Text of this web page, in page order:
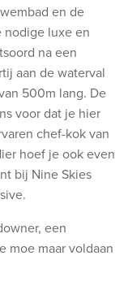
en de
nodige luxe en
na een
aan de waterval
500m lang. De
voor dat je hier
chef-kok van
hoef je ook even
bij Nine Skies
een
moe maar voldaan